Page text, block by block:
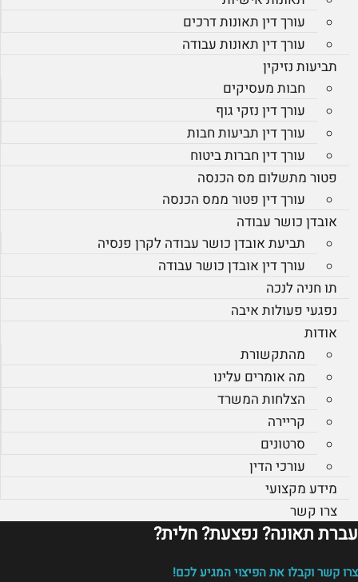
עורך דין תאונות דרכים
עורך דין תאונות עבודה
תביעות נזיקין
חבות מעסיקים
עורך דין נזקי גוף
עורך דין תביעות חבות
עורך דין חברות ביטוח
פטור מתשלום מס הכנסה
עורך דין פטור ממס הכנסה
אובדן כושר עבודה
תביעת אובדן כושר עבודה לקרן פנסיה
עורך דין אובדן כושר עבודה
תו חניה לנכה
נפגעי פעולות איבה
אודות
מהתקשורת
מה אומרים עלינו
הצלחות המשרד
קריירה
סרטונים
עורכי הדין
מידע מקצועי
צרו קשר
עברת תאונה? נפצעת? חלית?​
צרו קשר וקבלו את הפיצוי המגיע לכם!